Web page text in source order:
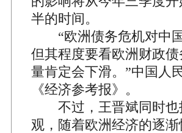
半的时间。
“欧洲债务危机对中国
但其程度要看欧洲财政
量肯定会下滑。”中国人
《经济参考报》。
不过，王晋斌同时也
观，随着欧洲经济的逐